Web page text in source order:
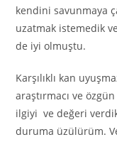
kendini savunmaya
uzatmak istemedik
de iyi olmuştu.
Karşılıklı kan
araştırmacı ve
ilgiyi ve değeri
duruma üzülürüm.